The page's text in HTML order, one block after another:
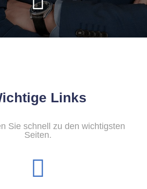
Links
Sie schnell zu den wichtigsten
Seiten.